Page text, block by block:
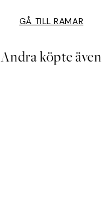
GÅ TILL RAMAR
Andra köpte även